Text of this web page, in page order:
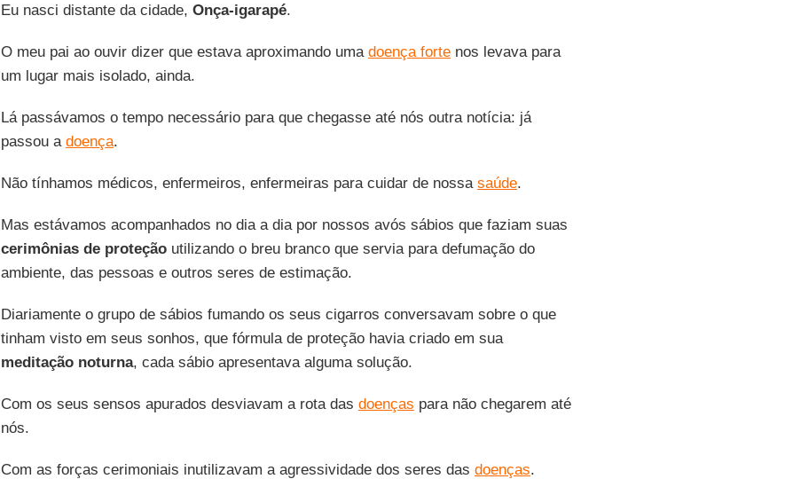
Eu nasci distante da cidade, Onça-igarapé.
O meu pai ao ouvir dizer que estava aproximando uma doença fortenos levava para
um lugar mais isolado, ainda.
Lá passávamos o tempo necessário para que chegasse até nós outra notícia: já
passou a doença.
Não tínhamos médicos, enfermeiros, enfermeiras para cuidar de nossa saúde.
Mas estávamos acompanhados no dia a dia por nossos avós sábios que faziam suas
cerimônias de proteçãoutilizando o breu branco que servia para defumação do
ambiente, das pessoas e outros seres de estimação.
Diariamente o grupo de sábios fumando os seus cigarros conversavam sobre o que
tinham visto em seus sonhos, que fórmula de proteção havia criado em sua
meditação noturna, cada sábio apresentava alguma solução.
Com os seus sensos apurados desviavam a rota das doenças para não chegarem até
nós.
Com as forças cerimoniais inutilizavam a agressividade dos seres das doenças.